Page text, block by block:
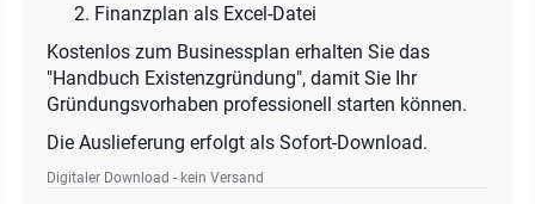
Finanzplan als Excel-Datei
Kostenlos zum Businessplan erhalten Sie das
"Handbuch Existenzgründung", damit Sie Ihr
Gründungsvorhaben professionell starten können.
Die Auslieferung erfolgt als Sofort-Download.
Digitaler Download - kein Versand